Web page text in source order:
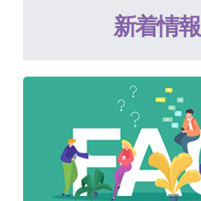
新着情報